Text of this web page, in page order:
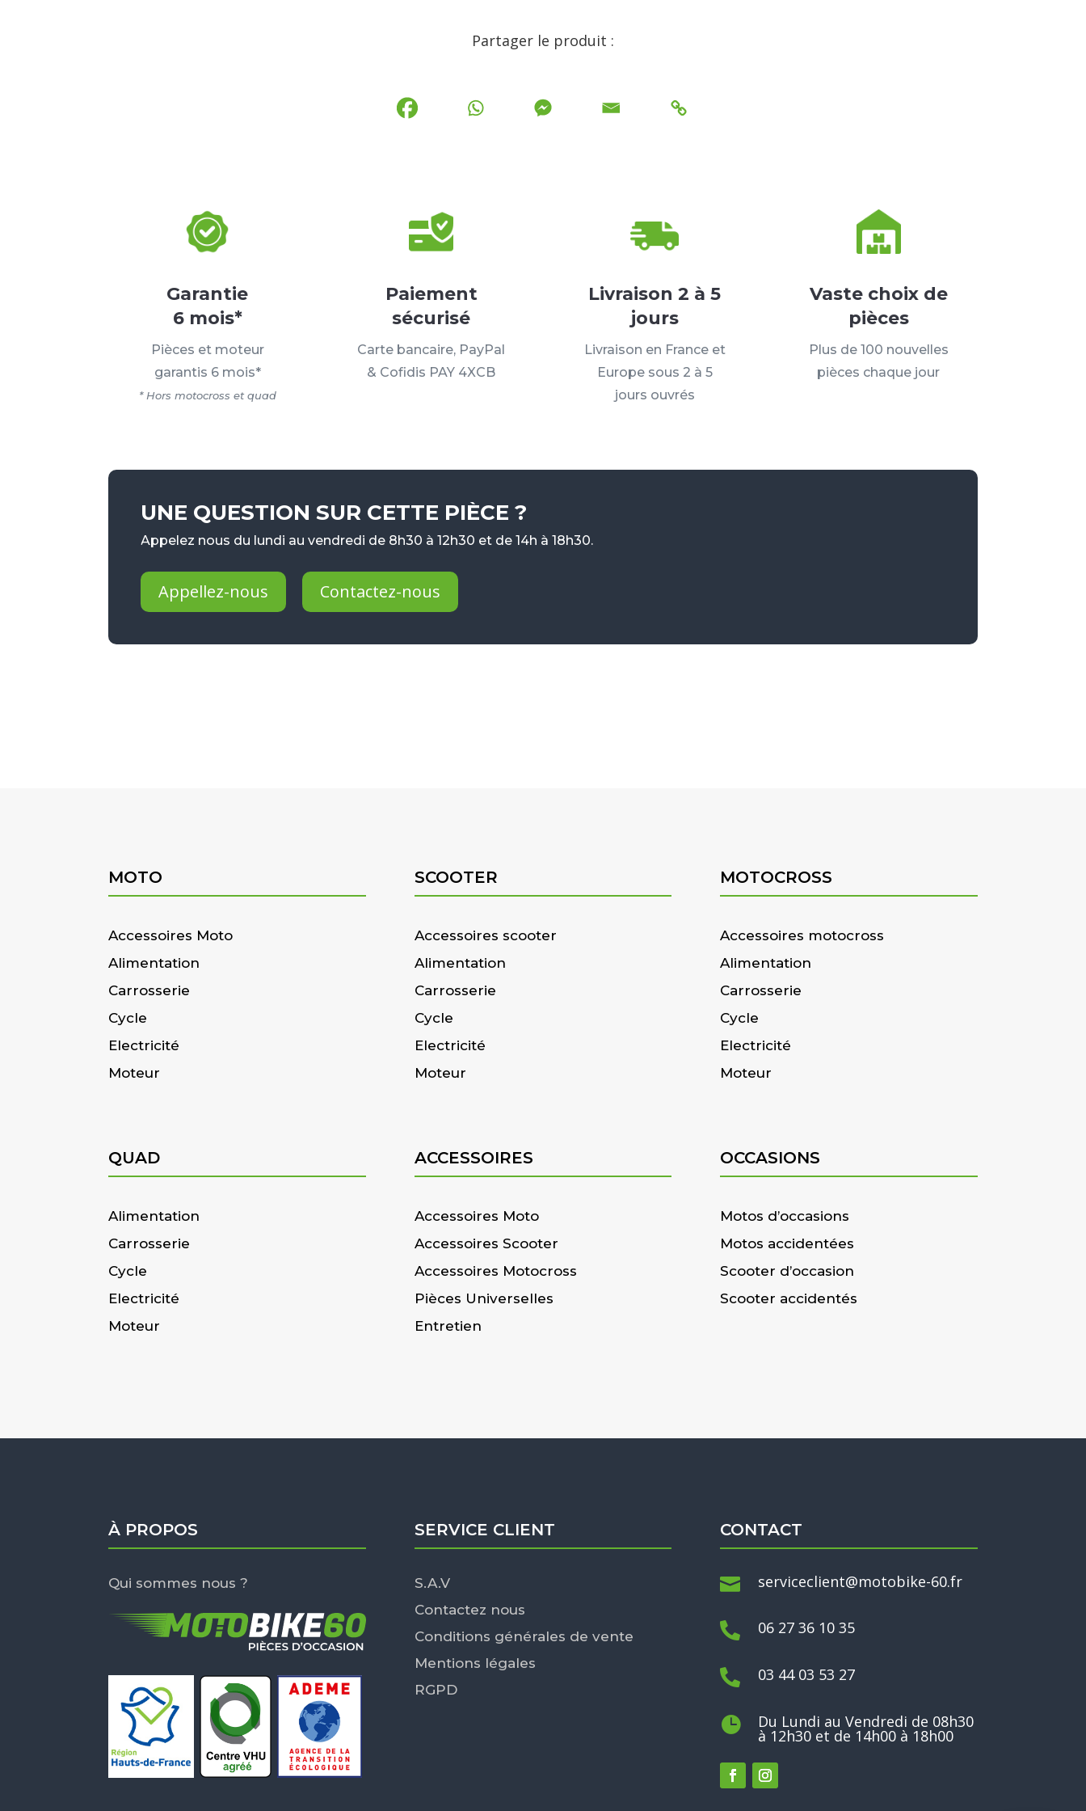
Partager le produit :
Garantie
6 mois*
Pièces et moteur
garantis 6 mois*
* Hors motocross et quad
Paiement
sécurisé
Carte bancaire, PayPal
& Cofidis PAY 4XCB
Livraison 2 à 5
jours
Livraison en France et
Europe sous 2 à 5
jours ouvrés
Vaste choix de
pièces
Plus de 100 nouvelles
pièces chaque jour
UNE QUESTION SUR CETTE PIÈCE ?
Appelez nous du lundi au vendredi de 8h30 à 12h30 et de 14h à 18h30.
Appellez-nous Contactez-nous
MOTO
Accessoires Moto
Alimentation
Carrosserie
Cycle
Electricité
Moteur
SCOOTER
Accessoires scooter
Alimentation
Carrosserie
Cycle
Electricité
Moteur
MOTOCROSS
Accessoires motocross
Alimentation
Carrosserie
Cycle
Electricité
Moteur
QUAD
Alimentation
Carrosserie
Cycle
Electricité
Moteur
ACCESSOIRES
Accessoires Moto
Accessoires Scooter
Accessoires Motocross
Pièces Universelles
Entretien
OCCASIONS
Motos d’occasions
Motos accidentées
Scooter d’occasion
Scooter accidentés
À PROPOS
Qui sommes nous ?
SERVICE CLIENT
S.A.V
Contactez nous
Conditions générales de vente
Mentions légales
RGPD
CONTACT
 serviceclient@motobike-60.fr
 06 27 36 10 35
 03 44 03 53 27
 Du Lundi au Vendredi de 08h30
à 12h30 et de 14h00 à 18h00